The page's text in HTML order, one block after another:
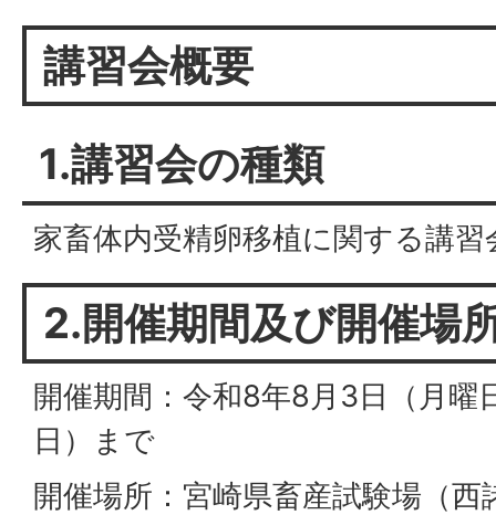
講習会概要
1.講習会の種類
家畜体内受精卵移植に関する講習
2.開催期間及び開催場
開催期間：令和8年8月3日（月曜
日）まで
開催場所：宮崎県畜産試験場（西